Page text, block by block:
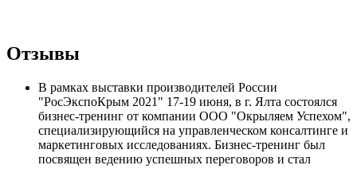
Отзывы
В рамках выставки производителей России
"РосЭкспоКрым 2021" 17-19 июня, в г. Ялта состоялся
бизнес-тренинг от компании ООО "Окрыляем Успехом",
специализирующийся на управленческом консалтинге и
маркетинговых исследованиях. Бизнес-тренинг был
посвящен ведению успешных переговоров и стал